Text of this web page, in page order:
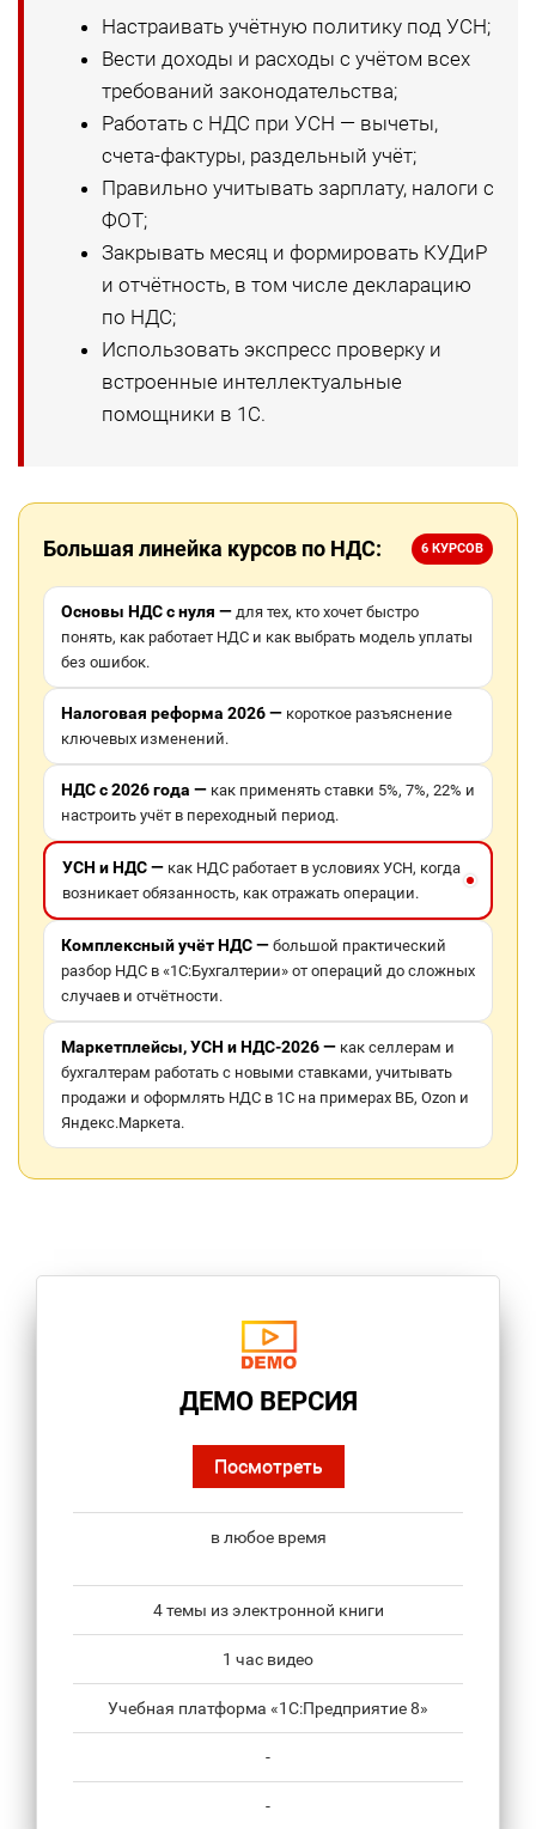
Настраивать учётную политику под УСН;
Вести доходы и расходы с учётом всех
требований законодательства;
Работать с НДС при УСН — вычеты,
счета-фактуры, раздельный учёт;
Правильно учитывать зарплату, налоги с
ФОТ;
Закрывать месяц и формировать КУДиР
и отчётность, в том числе декларацию
по НДС;
Использовать экспресс проверку и
встроенные интеллектуальные
помощники в 1С.
Большая линейка курсов по НДС: 6 КУРСОВ
Основы НДС с нуля — для тех, кто хочет быстро
понять, как работает НДС и как выбрать модель уплаты
без ошибок.
Налоговая реформа 2026 — короткое разъяснение
ключевых изменений.
НДС с 2026 года — как применять ставки 5%, 7%, 22% и
настроить учёт в переходный период.
УСН и НДС — как НДС работает в условиях УСН, когда
возникает обязанность, как отражать операции.
Комплексный учёт НДС — большой практический
разбор НДС в «1С:Бухгалтерии» от операций до сложных
случаев и отчётности.
Маркетплейсы, УСН и НДС-2026 — как селлерам и
бухгалтерам работать с новыми ставками, учитывать
продажи и оформлять НДС в 1С на примерах ВБ, Ozon и
Яндекс.Маркета.
ДЕМО ВЕРСИЯ
Посмотреть
в любое время
4 темы из электронной книги
1 час видео
Учебная платформа «1С:Предприятие 8»
-
-